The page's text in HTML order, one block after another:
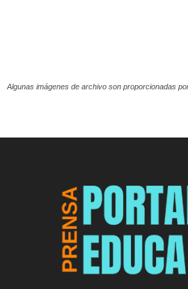
Algunas imágenes de archivo son proporcionadas